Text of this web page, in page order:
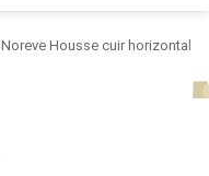
Noreve Housse cuir horizontal